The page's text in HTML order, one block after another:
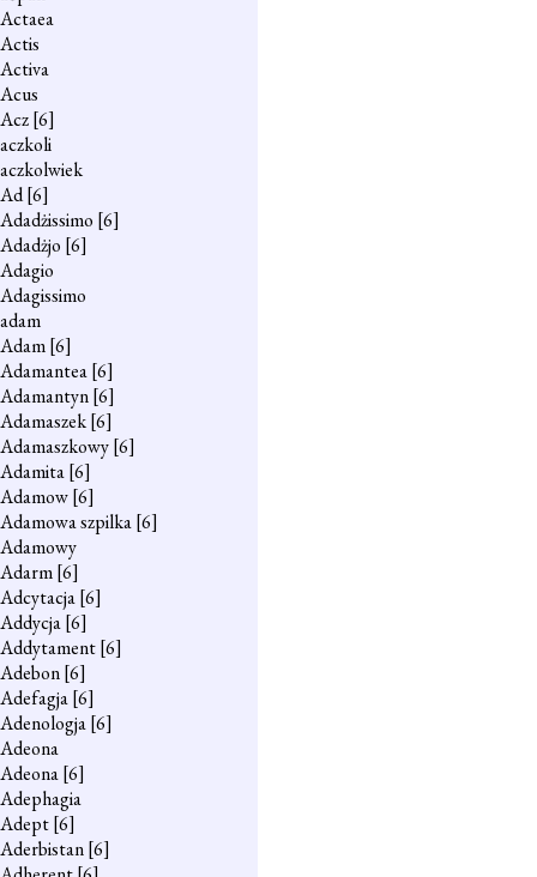
Actaea
Actis
Activa
Acus
Acz[6]
aczkoli
aczkolwiek
Ad[6]
Adadżissimo [6]
Adadżjo [6]
Adagio
Adagissimo
adam
Adam[6]
Adamantea[6]
Adamantyn[6]
Adamaszek[6]
Adamaszkowy[6]
Adamita[6]
Adamow[6]
Adamowa szpilka[6]
Adamowy
Adarm[6]
Adcytacja[6]
Addycja[6]
Addytament[6]
Adebon[6]
Adefagja[6]
Adenologja[6]
Adeona
Adeona[6]
Adephagia
Adept[6]
Aderbistan[6]